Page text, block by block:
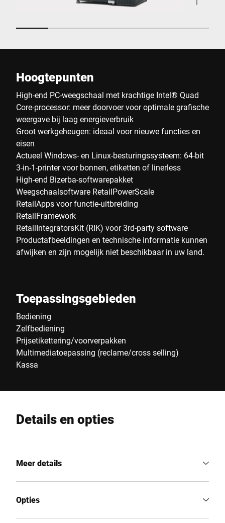
Hoogtepunten
High-end PC-weegschaal met krachtige Intel® Quad
Core-processor: meer doorvoer voor optimale grafische
weergave bij laag energieverbruik
Groot werkgeheugen: ideaal voor nieuwe functies en
eisen
Actueel Windows- en Linux-besturingssysteem: 64-bit
3-in-1-printer voor bonnen, etiketten of linerless
High-end Bizerba-softwarepakket
Weegschaalsoftware RetailPowerScale
RetailApps voor functie-uitbreiding
RetailFramework
RetailIntegratorsKit (RIK) voor 3rd-party software
Productafbeeldingen en technische informatie kunnen
afwijken en zijn mogelijk niet beschikbaar in uw land.
Toepassingsgebieden
Bediening
Zelfbediening
Prijsetikettering/voorverpakken
Multimediatoepassing (reclame/cross selling)
Kassa
Details en opties
Meer details
Opties